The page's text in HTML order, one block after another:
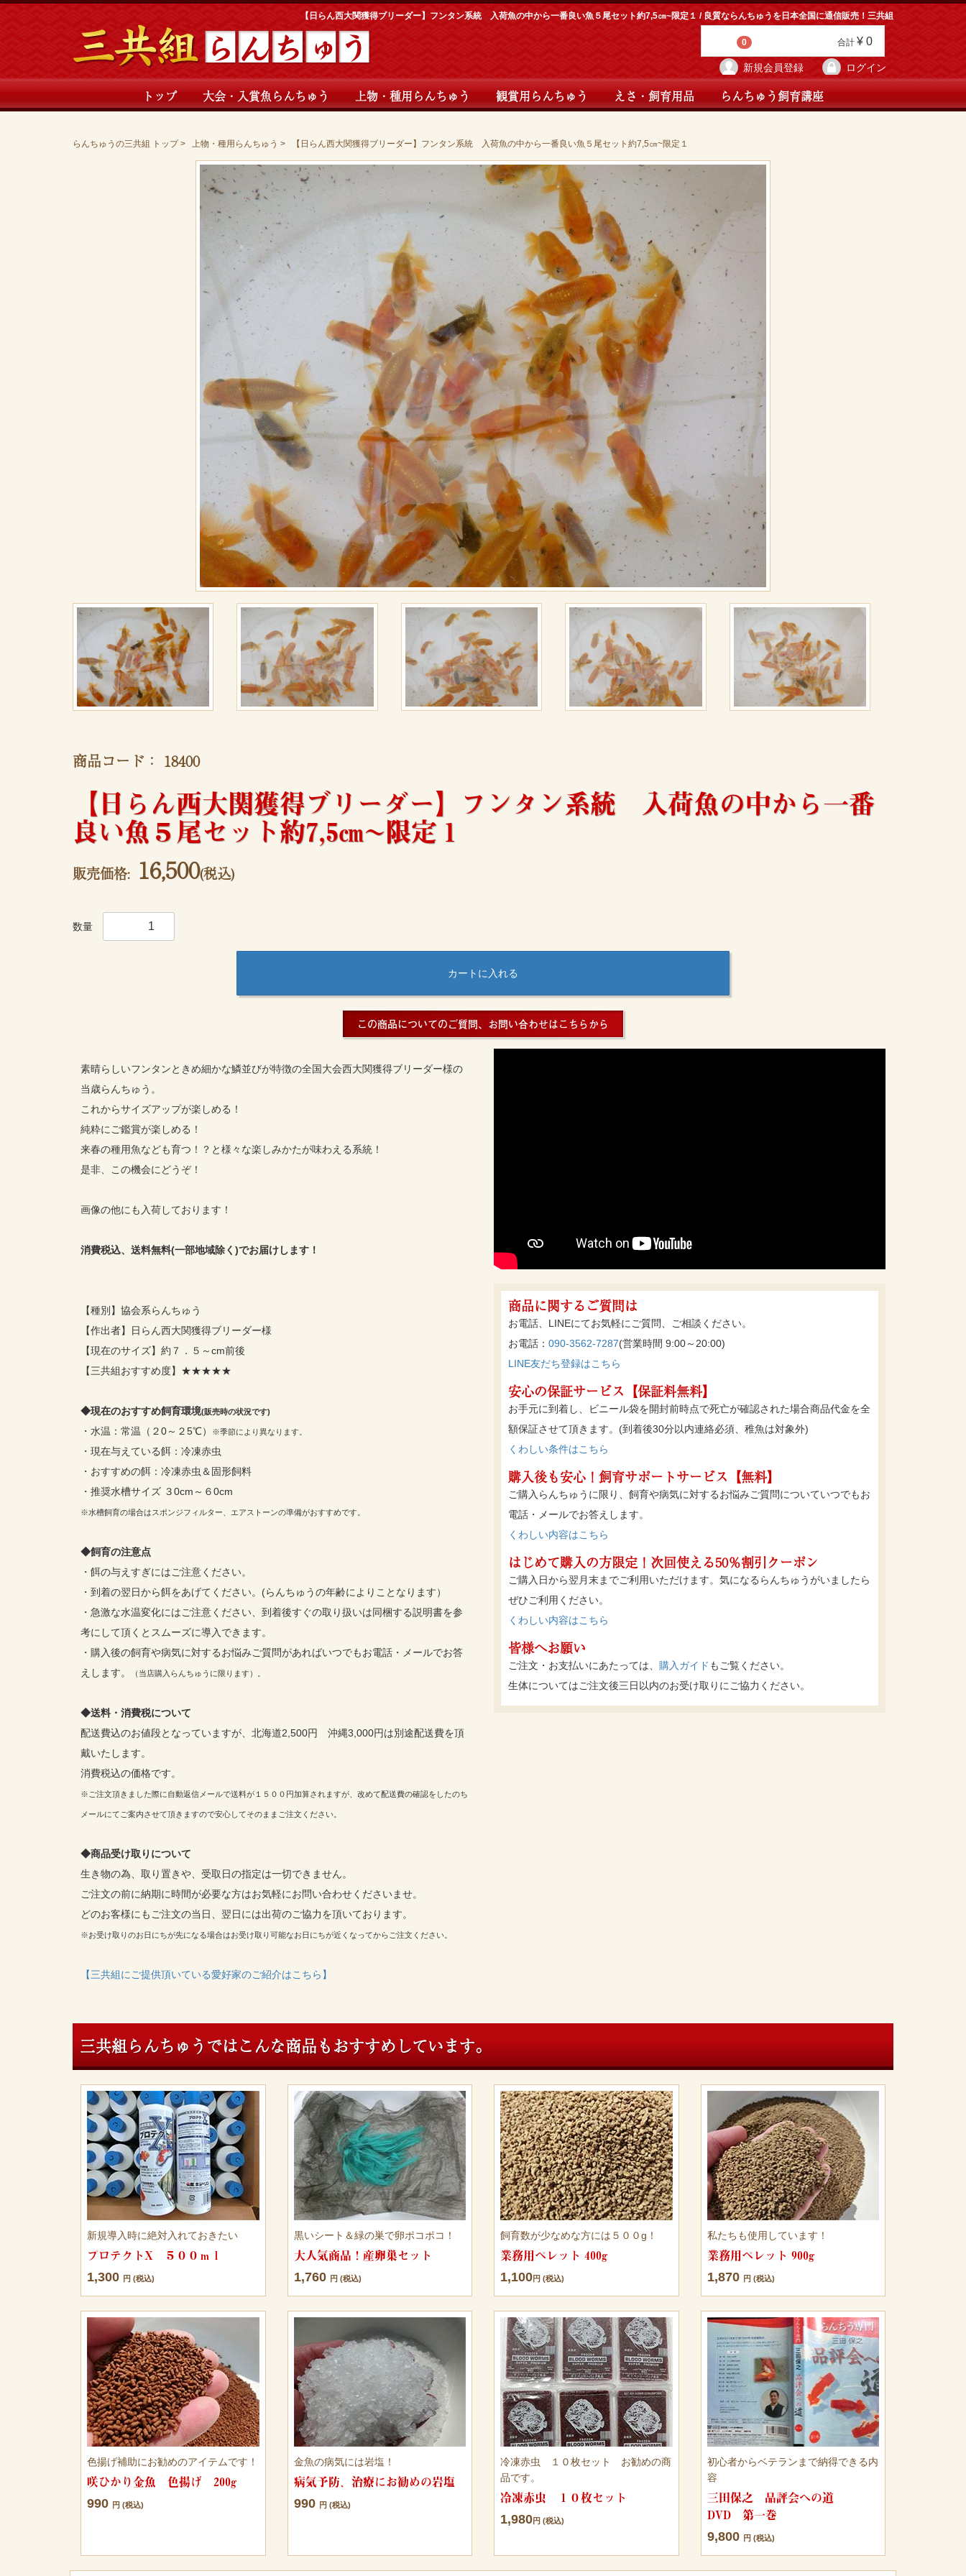
【日らん西大関獲得ブリーダー】フンタン系統 入荷魚の中から一番良い魚５尾セット約7,5㎝~限定１ / 良質ならんちゅうを日本全国に通信販売！三共組
0 合計 ¥ 0
新規会員登録 ログイン
トップ 大会・入賞魚らんちゅう 上物・種用らんちゅう 観賞用らんちゅう えさ・飼育用品 らんちゅう飼育講座
らんちゅうの三共組 トップ 上物・種用らんちゅう 【日らん西大関獲得ブリーダー】フンタン系統 入荷魚の中から一番良い魚５尾セット約7,5㎝~限定１
商品コード： 18400
【日らん西大関獲得ブリーダー】フンタン系統 入荷魚の中から一番
良い魚５尾セット約7,5㎝~限定１
販売価格: 16,500(税込)
数量
カートに入れる
この商品についてのご質問、お問い合わせはこちらから
素晴らしいフンタンときめ細かな鱗並びが特徴の全国大会西大関獲得ブリーダー様の
当歳らんちゅう。
これからサイズアップが楽しめる！
純粋にご鑑賞が楽しめる！
来春の種用魚なども育つ！？と様々な楽しみかたが味わえる系統！
是非、この機会にどうぞ！
画像の他にも入荷しております！
消費税込、送料無料(一部地域除く)でお届けします！
【種別】協会系らんちゅう
【作出者】日らん西大関獲得ブリーダー様
【現在のサイズ】約７．５～cm前後
【三共組おすすめ度】★★★★★
◆現在のおすすめ飼育環境(販売時の状況です)
・水温：常温（２0～２5℃） ※季節により異なります。
・現在与えている餌：冷凍赤虫
・おすすめの餌：冷凍赤虫＆固形飼料
・推奨水槽サイズ ３0cm～６0cm
※水槽飼育の場合はスポンジフィルター、エアストーンの準備がおすすめです。
◆飼育の注意点
・餌の与えすぎにはご注意ください。
・到着の翌日から餌をあげてください。(らんちゅうの年齢によりことなります）
・急激な水温変化にはご注意ください、到着後すぐの取り扱いは同梱する説明書を参
考にして頂くとスムーズに導入できます。
・購入後の飼育や病気に対するお悩みご質問があればいつでもお電話・メールでお答
えします。
（当店購入らんちゅうに限ります）。
◆送料・消費税について
配送費込のお値段となっていますが、北海道2,500円 沖縄3,000円は別途配送費を頂
戴いたします。
消費税込の価格です。
※ご注文頂きました際に自動返信メールで送料が１５００円加算されますが、改めて配送費の確認をしたのち
メールにてご案内させて頂きますので安心してそのままご注文ください。
◆商品受け取りについて
生き物の為、取り置きや、受取日の指定は一切できません。
ご注文の前に納期に時間が必要な方はお気軽にお問い合わせくださいませ。
どのお客様にもご注文の当日、翌日には出荷のご協力を頂いております。
※お受け取りのお日にちが先になる場合はお受け取り可能なお日にちが近くなってからご注文ください。
【三共組にご提供頂いている愛好家のご紹介はこちら】
商品に関するご質問は
お電話、LINEにてお気軽にご質問、ご相談ください。
お電話： 090-3562-7287(営業時間 9:00～20:00)
LINE友だち登録はこちら
安心の保証サービス【保証料無料】
お手元に到着し、ビニール袋を開封前時点で死亡が確認された場合商品代金を全
額保証させて頂きます。(到着後30分以内連絡必須、稚魚は対象外)
くわしい条件はこちら
購入後も安心！飼育サポートサービス【無料】
ご購入らんちゅうに限り、飼育や病気に対するお悩みご質問についていつでもお
電話・メールでお答えします。
くわしい内容はこちら
はじめて購入の方限定！次回使える50％割引クーポン
ご購入日から翌月末までご利用いただけます。気になるらんちゅうがいましたら
ぜひご利用ください。
くわしい内容はこちら
皆様へお願い
ご注文・お支払いにあたっては、 購入ガイド もご覧ください。
生体についてはご注文後三日以内のお受け取りにご協力ください。
三共組らんちゅうではこんな商品もおすすめしています。
新規導入時に絶対入れておきたい
プロテクトX ５００ｍｌ
1,300 円 (税込)
黒いシート＆緑の巣で卵ポコポコ！
大人気商品！産卵巣セット
1,760 円 (税込)
飼育数が少なめな方には５００g！
業務用ペレット 400g
1,100円 (税込)
私たちも使用しています！
業務用ペレット 900g
1,870 円 (税込)
色揚げ補助にお勧めのアイテムです！
咲ひかり金魚 色揚げ 200g
990 円 (税込)
金魚の病気には岩塩！
病気予防、治療にお勧めの岩塩
990 円 (税込)
冷凍赤虫 １０枚セット お勧めの商
品です。
冷凍赤虫 １０枚セット
1,980円 (税込)
初心者からベテランまで納得できる内
容
三田保之 品評会への道
DVD 第一巻
9,800 円 (税込)